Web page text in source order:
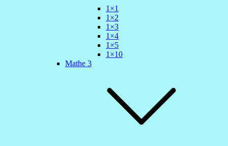
1×1
1×2
1×3
1×4
1×5
1×10
Mathe 3